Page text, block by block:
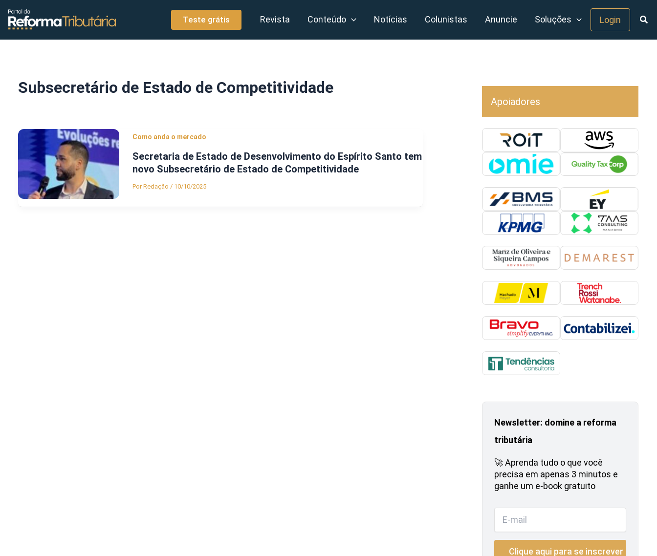
conteúdo
Teste grátis Revista Conteúdo Notícias Colunistas Anuncie Soluções Login
Subsecretário de Estado de Competitividade
Como anda o mercado
Secretaria de Estado de Desenvolvimento do Espírito Santo tem
novo Subsecretário de Estado de Competitividade
PorRedação / 10/10/2025
Apoiadores
Newsletter: domine a reforma
tributária
🚀 Aprenda tudo o que você
precisa em apenas 3 minutos e
ganhe um e-book gratuito